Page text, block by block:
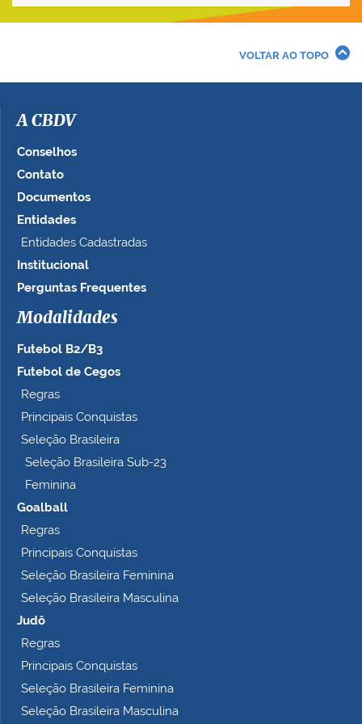
i
a
e
o
t
a
n
o
o
m
e
t
VOLTAR AO TOPO
A CBDV
Conselhos
Contato
Documentos
Entidades
Entidades Cadastradas
Institucional
Perguntas Frequentes
Modalidades
Futebol B2/B3
Futebol de Cegos
Regras
Principais Conquistas
Seleção Brasileira
Seleção Brasileira Sub-23
Feminina
Goalball
Regras
Principais Conquistas
Seleção Brasileira Feminina
Seleção Brasileira Masculina
Judô
Regras
Principais Conquistas
Seleção Brasileira Feminina
Seleção Brasileira Masculina